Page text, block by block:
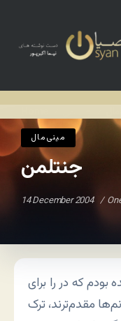
مينی‌مال
جنتلمن
14 December 2004
که در را برای
مقدم‌ترند، ترک